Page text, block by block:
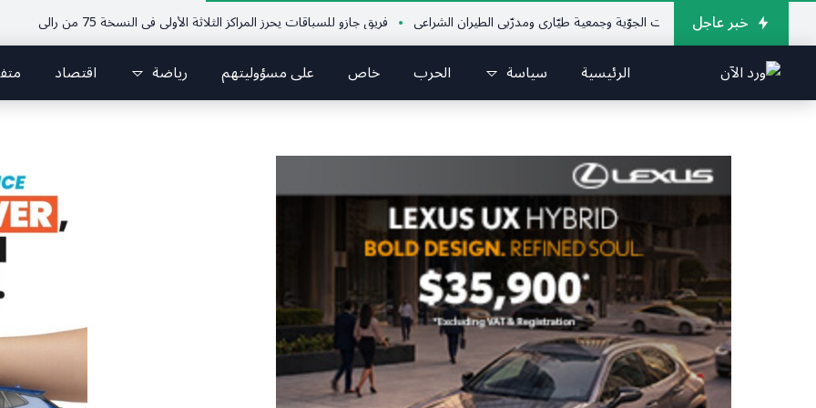
خبر عاجل
اللبناني للرياضات الجوّية وجمعية طيّاري ومدرّبي الطيران الشراعي فريق جازو للسباقات يحرز المراكز الثلاثة الأولى في النسخة 75 من رالي فنلندا
الرئيسية سياسة الحرب خاص على مسؤوليتهم رياضة اقتصاد